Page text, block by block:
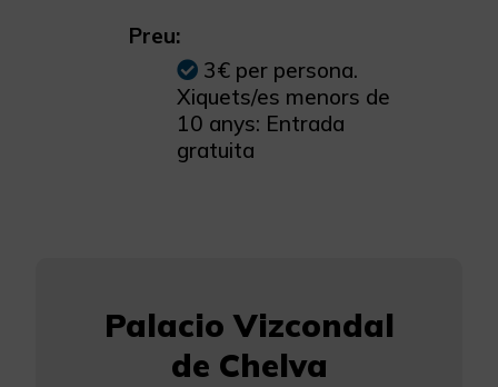
Preu:
3€ per persona.
Xiquets/es menors de
10 anys: Entrada
gratuita
Palacio Vizcondal
de Chelva